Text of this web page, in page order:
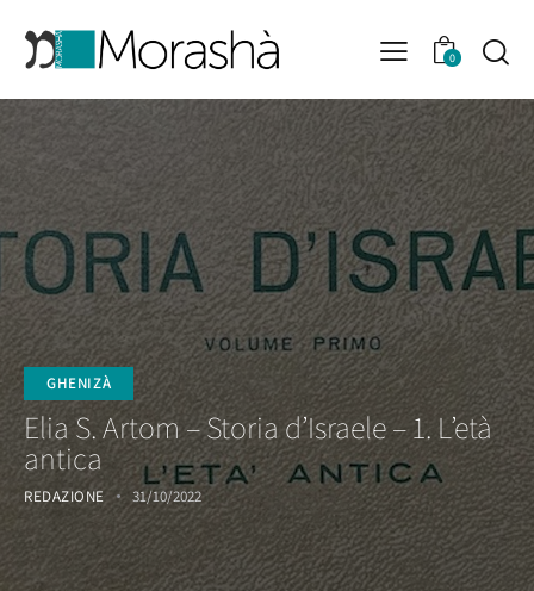
0
GHENIZÀ
Elia S. Artom – Storia d’Israele – 1. L’età
antica
REDAZIONE 31/10/2022